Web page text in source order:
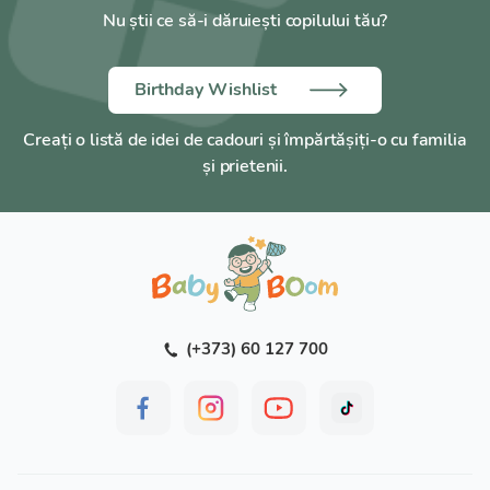
Nu știi ce să-i dăruiești copilului tău?
Birthday Wishlist
Creați o listă de idei de cadouri și împărtășiți-o cu familia
și prietenii.
(+373) 60 127 700